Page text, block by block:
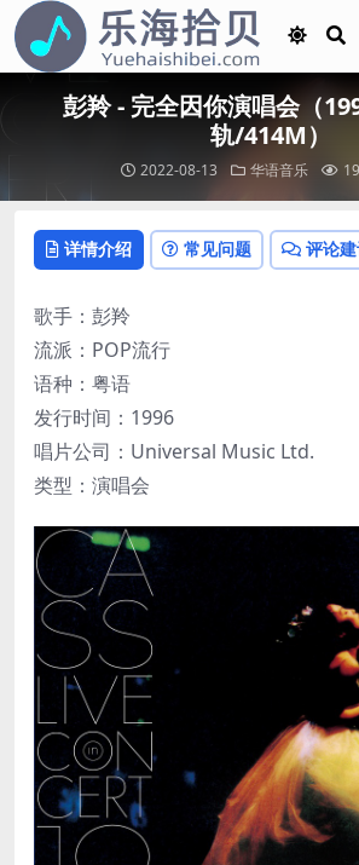
彭羚 - 完全因你演唱会（
轨/414M）
2022-08-13 华语音乐
详情介绍 常见问题 评论
歌手：彭羚
流派：POP流行
语种：粤语
发行时间：1996
唱片公司：Universal Music Ltd.
类型：演唱会